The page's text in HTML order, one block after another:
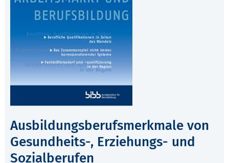
Ausbildungsberufsmerkmale von
Gesundheits-, Erziehungs- und
Sozialberufen